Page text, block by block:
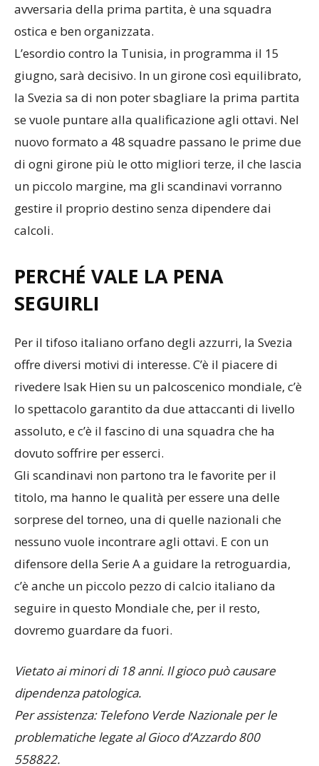
l’Inghilterra in un’amichevole. La Tunisia,
avversaria della prima partita, è una squadra
ostica e ben organizzata.
L’esordio contro la Tunisia, in programma il 15
giugno, sarà decisivo. In un girone così equilibrato,
la Svezia sa di non poter sbagliare la prima partita
se vuole puntare alla qualificazione agli ottavi. Nel
nuovo formato a 48 squadre passano le prime due
di ogni girone più le otto migliori terze, il che lascia
un piccolo margine, ma gli scandinavi vorranno
gestire il proprio destino senza dipendere dai
PERCHÉ VALE LA PENA
Per il tifoso italiano orfano degli azzurri, la Svezia
offre diversi motivi di interesse. C’è il piacere di
rivedere Isak Hien su un palcoscenico mondiale, c’è
lo spettacolo garantito da due attaccanti di livello
assoluto, e c’è il fascino di una squadra che ha
dovuto soffrire per esserci.
Gli scandinavi non partono tra le favorite per il
titolo, ma hanno le qualità per essere una delle
sorprese del torneo, una di quelle nazionali che
nessuno vuole incontrare agli ottavi. E con un
difensore della Serie A a guidare la retroguardia,
c’è anche un piccolo pezzo di calcio italiano da
seguire in questo Mondiale che, per il resto,
Vietato ai minori di 18 anni. Il gioco può causare
dipendenza patologica.
Per assistenza: Telefono Verde Nazionale per le